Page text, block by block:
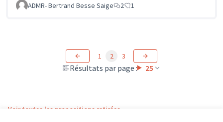
ADMR- Bertrand Besse Saige 2 1
Résultats par page : 25
1 2 3
Voir toutes les propositions retirées